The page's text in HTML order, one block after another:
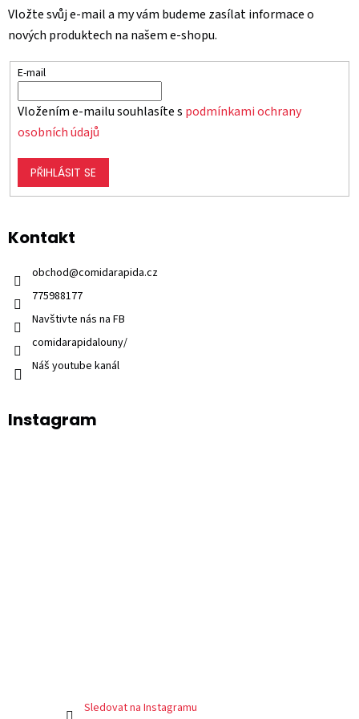
Vložte svůj e-mail a my vám budeme zasílat informace o
nových produktech na našem e-shopu.
E-mail
Vložením e-mailu souhlasíte s podmínkami ochrany
osobních údajů
PŘIHLÁSIT SE
Kontakt
obchod@comidarapida.cz
775988177
Navštivte nás na FB
comidarapidalouny/
Náš youtube kanál
Instagram
Sledovat na Instagramu